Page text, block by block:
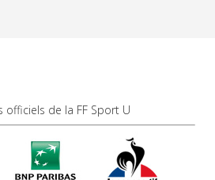
officiels de la FF Sport U